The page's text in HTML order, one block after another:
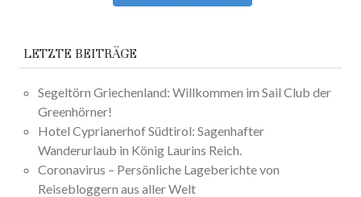
LETZTE BEITRÄGE
Segeltörn Griechenland: Willkommen im Sail Club der
Greenhörner!
Hotel Cyprianerhof Südtirol: Sagenhafter
Wanderurlaub in König Laurins Reich.
Coronavirus – Persönliche Lageberichte von
Reisebloggern aus aller Welt